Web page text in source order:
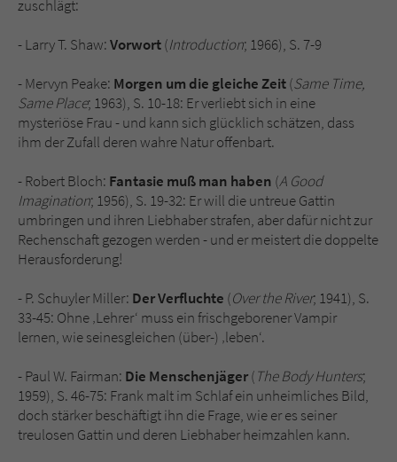
zuschlägt:
- Larry T. Shaw:Vorwort(Introduction; 1966), S. 7-9
- Mervyn Peake: Morgen um die gleiche Zeit(Same Time,
Same Place; 1963), S. 10-18: Er verliebt sich in eine
mysteriöse Frau - und kann sich glücklich schätzen, dass
ihm der Zufall deren wahre Natur offenbart.
- Robert Bloch: Fantasie muß man haben (A Good
Imagination; 1956), S. 19-32: Er will die untreue Gattin
umbringen und ihren Liebhaber strafen, aber dafür nicht zur
Rechenschaft gezogen werden - und er meistert die doppelte
Herausforderung!
- P. Schuyler Miller: Der Verfluchte (Over the River; 1941), S.
33-45: Ohne ‚Lehrer‘ muss ein frischgeborener Vampir
lernen, wie seinesgleichen (über-) ‚leben‘.
- Paul W. Fairman: Die Menschenjäger(The Body Hunters;
1959), S. 46-75: Frank malt im Schlaf ein unheimliches Bild,
doch stärker beschäftigt ihn die Frage, wie er es seiner
treulosen Gattin und deren Liebhaber heimzahlen kann.